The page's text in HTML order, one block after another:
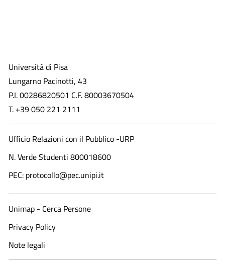
Università di Pisa
Lungarno Pacinotti, 43
P.I. 00286820501 C.F. 80003670504
T. +39 050 221 2111
Ufficio Relazioni con il Pubblico -URP
N. Verde Studenti 800018600​
PEC: protocollo@pec.unipi.it
Unimap - Cerca Persone
Privacy Policy
Note legali